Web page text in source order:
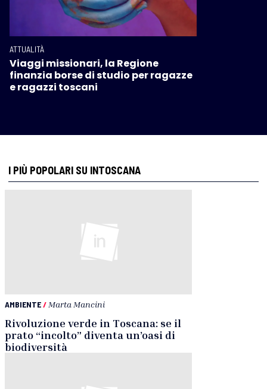
ATTUALITÀ
Viaggi missionari, la Regione
finanzia borse di studio per ragazze
e ragazzi toscani
I PIÙ POPOLARI SU INTOSCANA
AMBIENTE/ Marta Mancini
Rivoluzione verde in Toscana: se il
prato “incolto” diventa un’oasi di
biodiversità